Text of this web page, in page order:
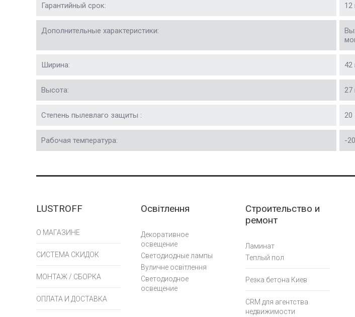
Гарантийный срок: 12
Дополнительные характеристики:
Ширина: 42
Высота: 27
Степень пылевлаго защиты : 20
Рабочая температура: -
LUSTROFF
О МАГАЗИНЕ
СИСТЕМА СКИДОК
МОНТАЖ / СБОРКА
ОПЛАТА И ДОСТАВКА
Освітлення
Декоративное
освещение
Светодиодные лампы
Вуличне освітлення
Светодиодное
освещение
Строительство и
ремонт
Ламинат
Теплый пол
Резка бетона Киев
CRM для агентства
недвижимости